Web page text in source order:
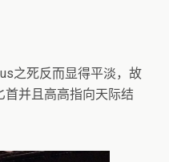
之死反而显得平淡，故
并且高高指向天际结